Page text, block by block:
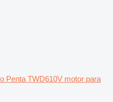
Penta TWD610V motor para